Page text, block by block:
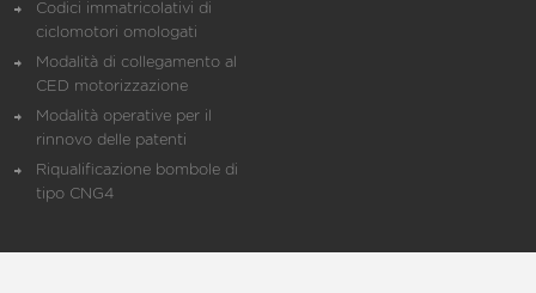
Codici immatricolativi di
ciclomotori omologati
Modalità di collegamento al
CED motorizzazione
Modalità operative per il
rinnovo delle patenti
Riqualificazione bombole di
tipo CNG4